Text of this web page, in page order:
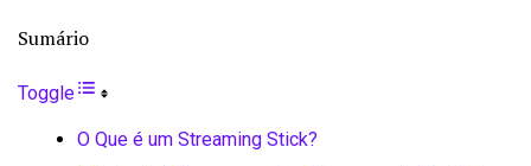
Sumário
Toggle
O Que é um Streaming Stick?